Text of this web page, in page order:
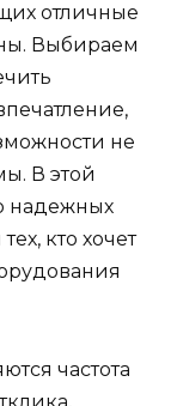
отличные
Выбираем
не
В этой
надежных
кто хочет
частота